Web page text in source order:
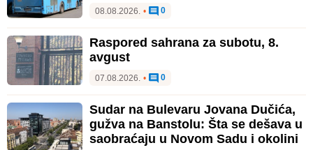
08.08.2026. • 0
Raspored sahrana za subotu, 8.
avgust
07.08.2026. • 0
Sudar na Bulevaru Jovana Dučića,
gužva na Banstolu: Šta se dešava u
saobraćaju u Novom Sadu i okolini